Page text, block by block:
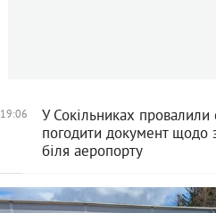
19:06
У Сокільниках провалили
погодити документ щодо
біля аеропорту